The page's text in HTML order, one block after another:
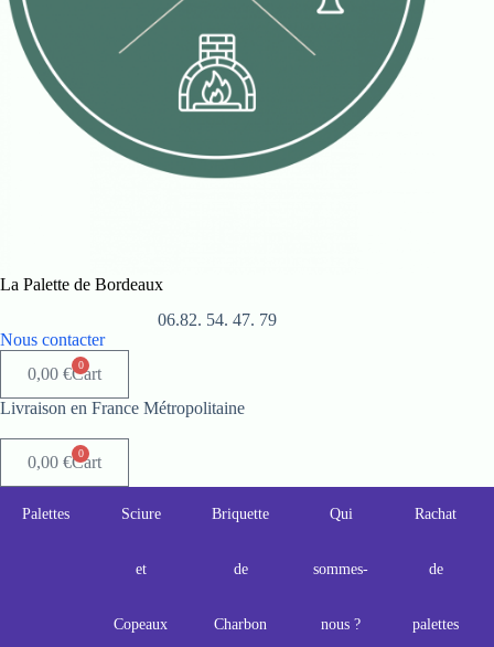
La Palette de Bordeaux
06.82. 54. 47. 79
Nous contacter
0,00 € 0
Cart
Livraison en France Métropolitaine
0,00 € 0
Cart
Palettes Sciure
et
Copeaux
Briquette
de
Charbon
Qui
sommes-
nous ?
Rachat
de
palettes